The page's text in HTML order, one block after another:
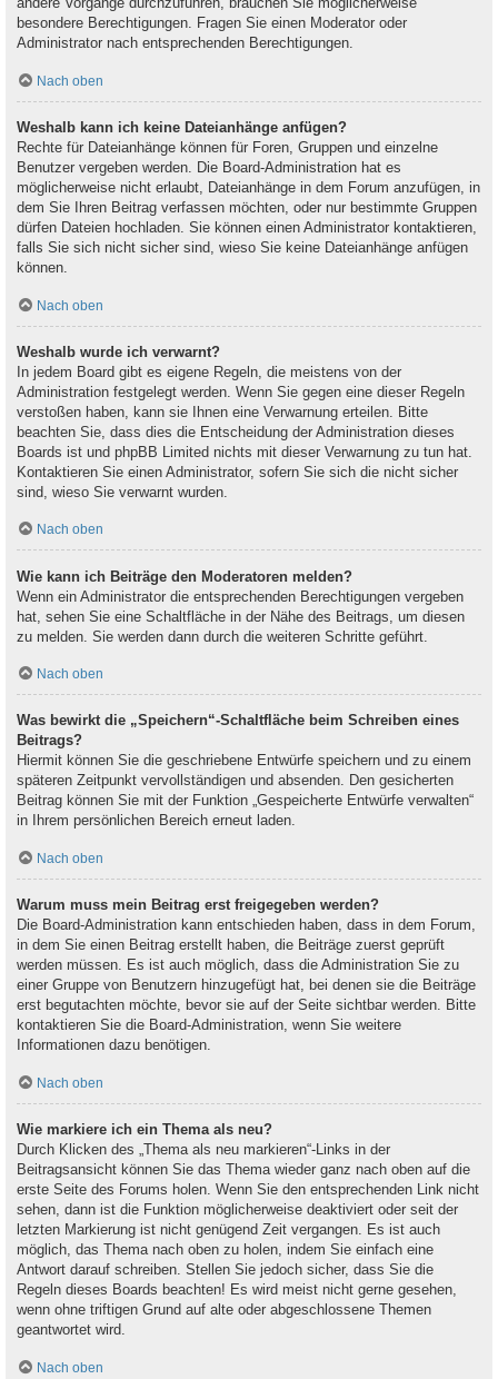
besondere Berechtigungen. Fragen Sie einen Moderator oder
Administrator nach entsprechenden Berechtigungen.
Nach oben
Weshalb kann ich keine Dateianhänge anfügen?
Rechte für Dateianhänge können für Foren, Gruppen und einzelne
Benutzer vergeben werden. Die Board-Administration hat es
möglicherweise nicht erlaubt, Dateianhänge in dem Forum anzufügen, in
dem Sie Ihren Beitrag verfassen möchten, oder nur bestimmte Gruppen
dürfen Dateien hochladen. Sie können einen Administrator kontaktieren,
falls Sie sich nicht sicher sind, wieso Sie keine Dateianhänge anfügen
können.
Nach oben
Weshalb wurde ich verwarnt?
In jedem Board gibt es eigene Regeln, die meistens von der
Administration festgelegt werden. Wenn Sie gegen eine dieser Regeln
verstoßen haben, kann sie Ihnen eine Verwarnung erteilen. Bitte
beachten Sie, dass dies die Entscheidung der Administration dieses
Boards ist und phpBB Limited nichts mit dieser Verwarnung zu tun hat.
Kontaktieren Sie einen Administrator, sofern Sie sich die nicht sicher
sind, wieso Sie verwarnt wurden.
Nach oben
Wie kann ich Beiträge den Moderatoren melden?
Wenn ein Administrator die entsprechenden Berechtigungen vergeben
hat, sehen Sie eine Schaltfläche in der Nähe des Beitrags, um diesen
zu melden. Sie werden dann durch die weiteren Schritte geführt.
Nach oben
Was bewirkt die „Speichern“-Schaltfläche beim Schreiben eines
Beitrags?
Hiermit können Sie die geschriebene Entwürfe speichern und zu einem
späteren Zeitpunkt vervollständigen und absenden. Den gesicherten
Beitrag können Sie mit der Funktion „Gespeicherte Entwürfe verwalten“
in Ihrem persönlichen Bereich erneut laden.
Nach oben
Warum muss mein Beitrag erst freigegeben werden?
Die Board-Administration kann entschieden haben, dass in dem Forum,
in dem Sie einen Beitrag erstellt haben, die Beiträge zuerst geprüft
werden müssen. Es ist auch möglich, dass die Administration Sie zu
einer Gruppe von Benutzern hinzugefügt hat, bei denen sie die Beiträge
erst begutachten möchte, bevor sie auf der Seite sichtbar werden. Bitte
kontaktieren Sie die Board-Administration, wenn Sie weitere
Informationen dazu benötigen.
Nach oben
Wie markiere ich ein Thema als neu?
Durch Klicken des „Thema als neu markieren“-Links in der
Beitragsansicht können Sie das Thema wieder ganz nach oben auf die
erste Seite des Forums holen. Wenn Sie den entsprechenden Link nicht
sehen, dann ist die Funktion möglicherweise deaktiviert oder seit der
letzten Markierung ist nicht genügend Zeit vergangen. Es ist auch
möglich, das Thema nach oben zu holen, indem Sie einfach eine
Antwort darauf schreiben. Stellen Sie jedoch sicher, dass Sie die
Regeln dieses Boards beachten! Es wird meist nicht gerne gesehen,
wenn ohne triftigen Grund auf alte oder abgeschlossene Themen
geantwortet wird.
Nach oben